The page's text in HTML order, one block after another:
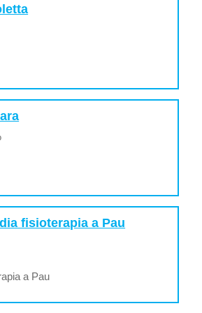
fisioterapia a Pau
a Pau